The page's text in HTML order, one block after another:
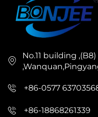
No.11 building
+86-0577
+86-18868261339